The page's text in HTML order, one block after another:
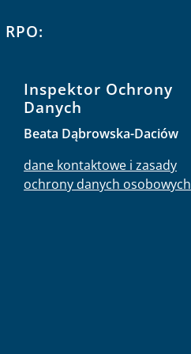
Inspektor Ochrony
Danych
Beata Dąbrowska-Daciów
dane kontaktowe i zasady
ochrony danych osobowych